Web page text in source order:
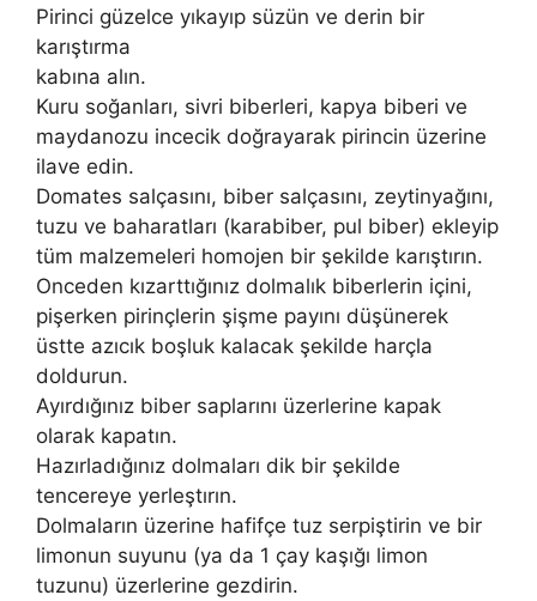
Pirinci güzelce yıkayıp süzün ve derin bir
karıştırma
kabına alın.
Kuru soğanları, sivri biberleri, kapya biberi ve
maydanozu incecik doğrayarak pirincin üzerine
ilave edin.
Domates salçasını, biber salçasını, zeytinyağını,
tuzu ve baharatları (karabiber, pul biber) ekleyip
tüm malzemeleri homojen bir şekilde karıştırın.
Onceden kızarttığınız dolmalık biberlerin içini,
pişerken pirinçlerin şişme payını düşünerek
üstte azıcık boşluk kalacak şekilde harçla
doldurun.
Ayırdığınız biber saplarını üzerlerine kapak
olarak kapatın.
Hazırladığınız dolmaları dik bir şekilde
tencereye yerleştırın.
Dolmaların üzerine hafifçe tuz serpiştirin ve bir
limonun suyunu (ya da 1 çay kaşığı limon
tuzunu) üzerlerine gezdirin.